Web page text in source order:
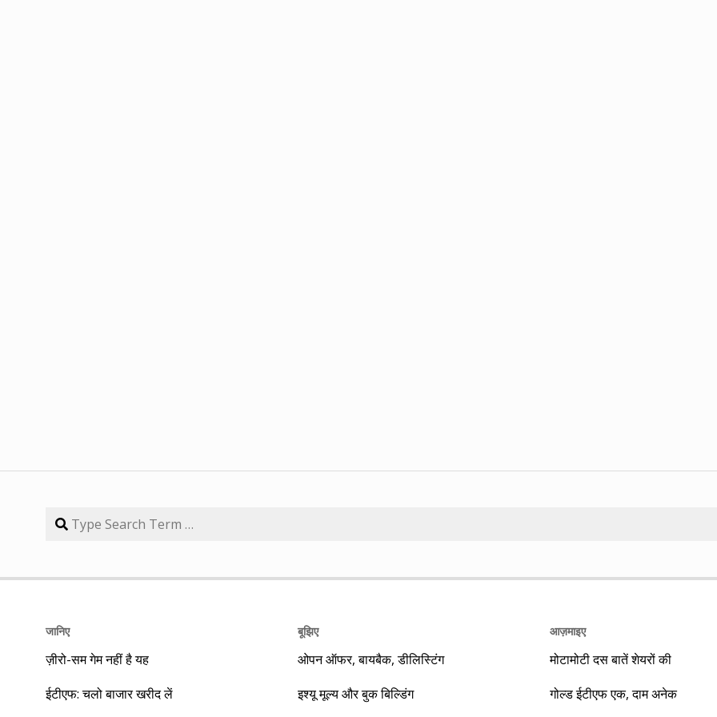
जानिए
ज़ीरो-सम गेम नहीं है यह
ईटीएफ: चलो बाजार खरीद लें
बूझिए
ओपन ऑफर, बायबैक, डीलिस्टिंग
इश्यू मूल्य और बुक बिल्डिंग
आज़माइए
मोटामोटी दस बातें शेयरों की
गोल्ड ईटीएफ एक, दाम अनेक